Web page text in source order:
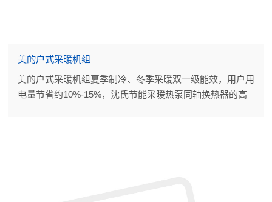
美的户式采暖机组
美的户式采暖机组夏季制冷、冬季采暖双一级能效，用户用
电量节省约10%-15%，沈氏节能采暖热泵同轴换热器的高